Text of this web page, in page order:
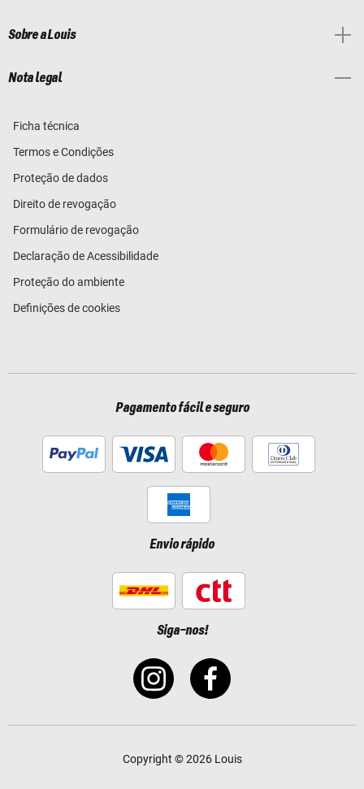
Sobre a Louis
Nota legal
Ficha técnica
Termos e Condições
Proteção de dados
Direito de revogação
Formulário de revogação
Declaração de Acessibilidade
Proteção do ambiente
Definições de cookies
Pagamento fácil e seguro
Envio rápido
Siga-nos!
Copyright © 2026 Louis